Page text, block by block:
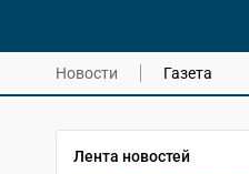
Новости Газета
Лента новостей